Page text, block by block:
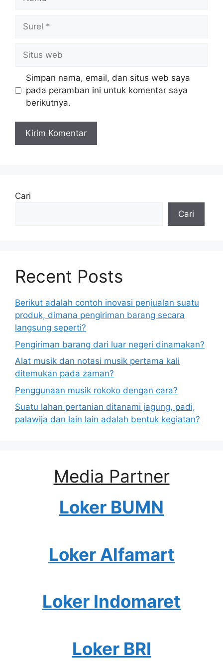
web
Simpan nama, email, dan situs web saya
pada peramban ini untuk komentar saya
berikutnya.
Cari
Cari
Recent Posts
Berikut adalah contoh inovasi penjualan suatu
produk, dimana pengiriman barang secara
langsung seperti?
Pengiriman barang dari luar negeri dinamakan?
Alat musik dan notasi musik pertama kali
ditemukan pada zaman?
Penggunaan musik rokoko dengan cara?
Suatu lahan pertanian ditanami jagung, padi,
palawija dan lain lain adalah bentuk kegiatan?
Media Partner
Loker BUMN
Loker Alfamart
Loker Indomaret
Loker BRI